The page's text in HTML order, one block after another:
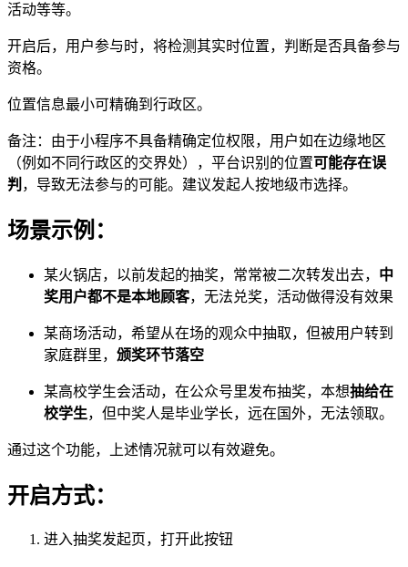
活动等等。
开启后，用户参与时，将检测其实时位置，判断是否具备参与
资格。
位置信息最小可精确到行政区。
备注：由于小程序不具备精确定位权限，用户如在边缘地区
（例如不同行政区的交界处），平台识别的位置可能存在误
判 ，导致无法参与的可能。建议发起人按地级市选择。
场景示例：
某火锅店，以前发起的抽奖，常常被二次转发出去， 中
奖用户都不是本地顾客，无法兑奖，活动做得没有效果
某商场活动，希望从在场的观众中抽取，但被用户转到
家庭群里， 颁奖环节落空
某高校学生会活动，在公众号里发布抽奖，本想抽给在
校学生，但中奖人是毕业学长，远在国外，无法领取。
通过这个功能，上述情况就可以有效避免。
开启方式：
进入抽奖发起页，打开此按钮